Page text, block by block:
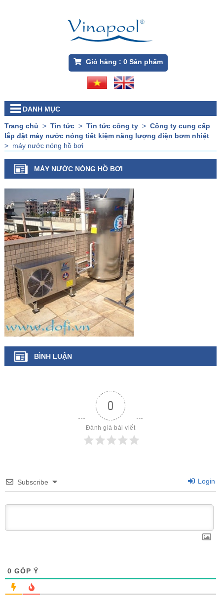
Giỏ hàng : 0Sản phẩm
DANH MỤC
Trang chủ > Tin tức> Tin tức công ty> Công ty cung cấp
lắp đặt máy nước nóng tiết kiệm năng lượng điện bơm nhiệt
> máy nước nóng hồ bơi
MÁY NƯỚC NÓNG HỒ BƠI
BÌNH LUẬN
0
Đánh giá bài viết
Subscribe Login
0 GÓP Ý